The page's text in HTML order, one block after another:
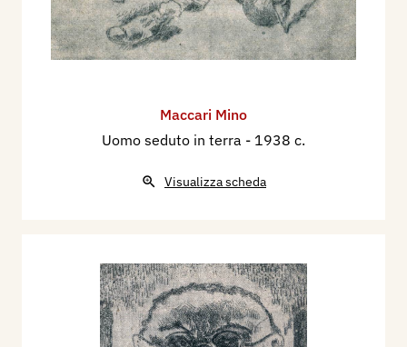
Maccari Mino
Uomo seduto in terra - 1938 c.
Visualizza scheda